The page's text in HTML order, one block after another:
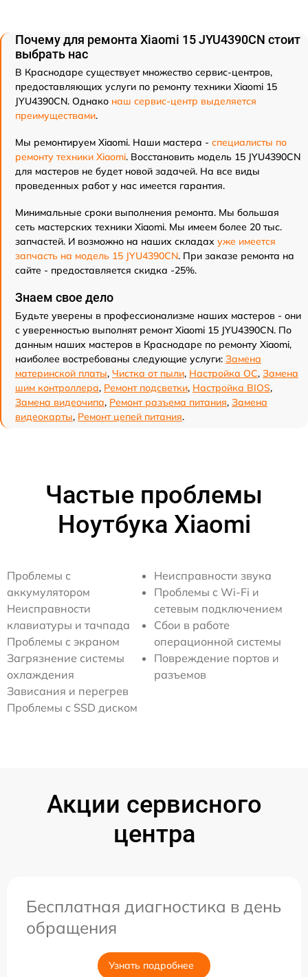
Почему для ремонта Xiaomi 15 JYU4390CN стоит
выбрать нас
В Краснодаре существует множество сервис-центров,
предоставляющих услуги по ремонту техники Xiaomi 15
JYU4390CN. Однако наш сервис-центр выделяется
преимуществами.
Мы ремонтируем Xiaomi. Наши мастера - специалисты по
ремонту техники Xiaomi. Восстановить модель 15 JYU4390CN
для мастеров не будет новой задачей. На все виды
проведенных работ у нас имеется гарантия.
Минимальные сроки выполнения ремонта. Мы большая
сеть мастерских техники Xiaomi. Мы имеем более 20 тыс.
запчастей. И возможно на наших складах уже имеется
запчасть на модель 15 JYU4390CN. При заказе ремонта на
сайте - предоставляется скидка -25%.
Знаем свое дело
Будьте уверены в профессионализме наших мастеров - они
с уверенностью выполнят ремонт Xiaomi 15 JYU4390CN. По
данным наших мастеров в Краснодаре по ремонту Xiaomi,
наиболее востребованы следующие услуги: Замена
материнской платы, Чистка от пыли, Настройка ОС, Замена
шим контроллера, Ремонт подсветки, Настройка BIOS,
Замена видеочипа, Ремонт разъема питания, Замена
видеокарты, Ремонт цепей питания.
Частые проблемы
Ноутбука Xiaomi
Проблемы с
аккумулятором
Неисправности
клавиатуры и тачпада
Проблемы с экраном
Загрязнение системы
охлаждения
Неисправности звука
Проблемы с Wi-Fi и
сетевым подключением
Сбои в работе
операционной системы
Повреждение портов и
разъемов
Зависания и перегрев
Проблемы с SSD диском
Акции сервисного
центра
Бесплатная диагностика в день
обращения
Узнать подробнее